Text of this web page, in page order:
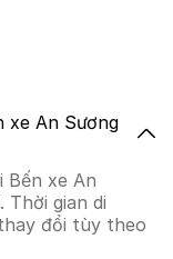
xe An Sương
Bến xe An
Thời gian di
đổi tùy theo